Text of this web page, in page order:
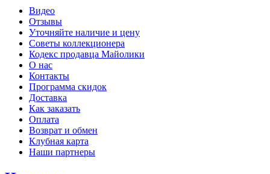
Видео
Отзывы
Уточняйте наличие и цену
Советы коллекционера
Кодекс продавца Майолики
О нас
Контакты
Программа скидок
Доставка
Как заказать
Оплата
Возврат и обмен
Клубная карта
Наши партнеры